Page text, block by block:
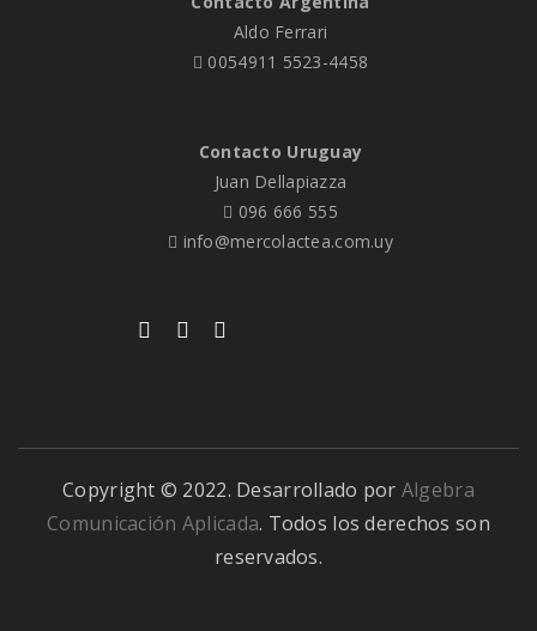
Aldo Ferrari
0054911 5523-4458
Contacto Uruguay
Juan Dellapiazza
096 666 555
info@mercolactea.com.uy
Copyright © 2022. Desarrollado por Algebra
Comunicación Aplicada. Todos los derechos son
reservados.